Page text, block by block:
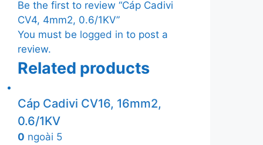
Be the first to review “Cáp Cadivi
CV4, 4mm2, 0.6/1KV”
You must be logged in to post a
review.
Related products
Cáp Cadivi CV16, 16mm2,
0.6/1KV
0 ngoài 5